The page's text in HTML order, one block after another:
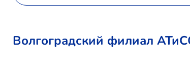
Волгоградский филиал